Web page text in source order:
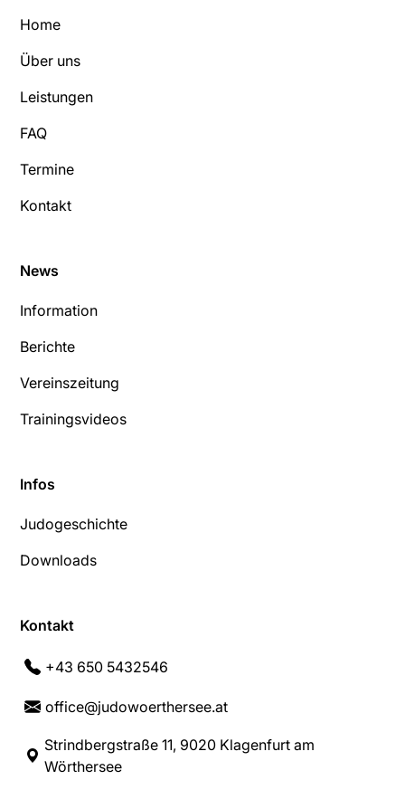
Home
Über uns
Leistungen
FAQ
Termine
Kontakt
News
Information
Berichte
Vereinszeitung
Trainingsvideos
Infos
Judogeschichte
Downloads
Kontakt
+43 650 5432546
office@judowoerthersee.at
Strindbergstraße 11, 9020 Klagenfurt am
Wörthersee